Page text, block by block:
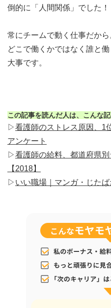
倒的に「人間関係」でした！
常にチームで動く仕事だから
どこで働くかではなく誰と
大事です。
この記事を読んだ人は、こんな
▷看護師のストレス原因、1
アンケート
▷看護師の給料、都道府県
【2018】
▷ いい職場｜マンガ・じたば